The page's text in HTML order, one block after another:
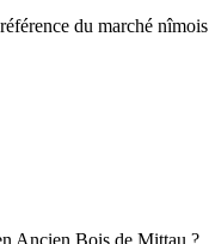
du marché nîmois
Ancien Bois de Mittau ?